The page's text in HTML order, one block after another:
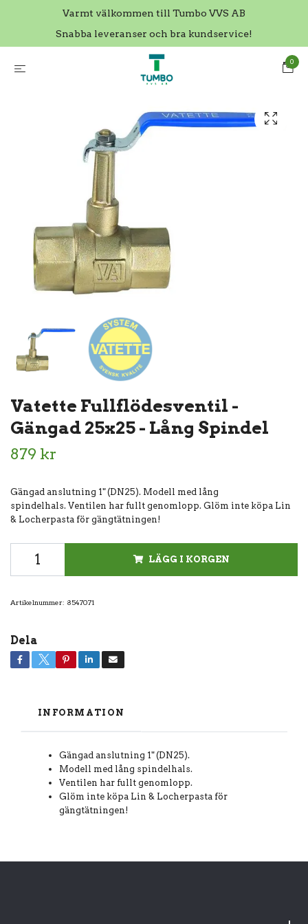
Varmt välkommen till Tumbo VVS AB
Snabba leveranser och bra kundservice!
0
Vatette Fullflödesventil -
Gängad 25x25 - Lång Spindel
879 kr
Gängad anslutning 1" (DN25). Modell med lång
spindelhals. Ventilen har fullt genomlopp. Glöm inte köpa Lin
& Locherpasta för gängtätningen!
LÄGG I KORGEN
Artikelnummer: 8547071
Dela
INFORMATION
Gängad anslutning 1" (DN25).
Modell med lång spindelhals.
Ventilen har fullt genomlopp.
Glöm inte köpa Lin & Locherpasta för
gängtätningen!